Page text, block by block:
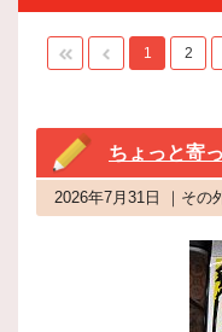
1 2
ちょっと寄
2026年7月31日 ｜その